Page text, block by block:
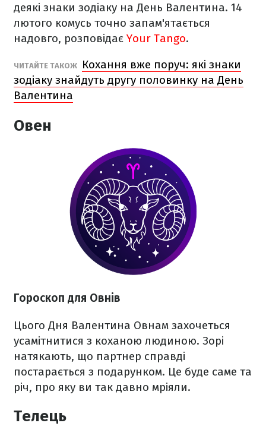
деякі знаки зодіаку на День Валентина. 14
лютого комусь точно запам'ятається
надовго, розповідає Your Tango.
ЧИТАЙТЕ ТАКОЖ
Кохання вже поруч: які знаки
зодіаку знайдуть другу половинку на День
Валентина
Овен
Гороскоп для Овнів
Цього Дня Валентина Овнам захочеться
усамітнитися з коханою людиною. Зорі
натякають, що партнер справді
постарається з подарунком. Це буде саме та
річ, про яку ви так давно мріяли.
Телець